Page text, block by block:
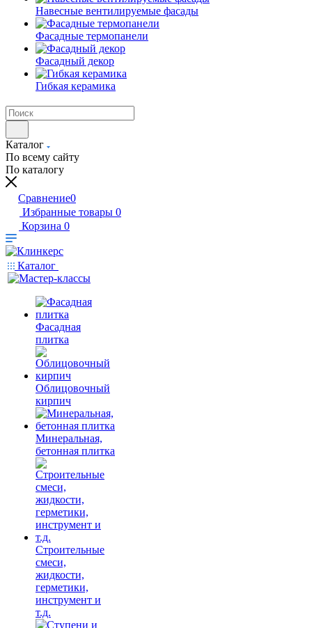
Навесные вентилируемые фасады
Фасадные термопанели
Фасадный декор
Гибкая керамика
Каталог
По всему сайту
По каталогу
Сравнение0
Избранные товары 0
Корзина 0
Каталог
Фасадная
плитка
Облицовочный
кирпич
Минеральная,
бетонная плитка
Строительные
смеси,
жидкости,
герметики,
инструмент и
т.д.